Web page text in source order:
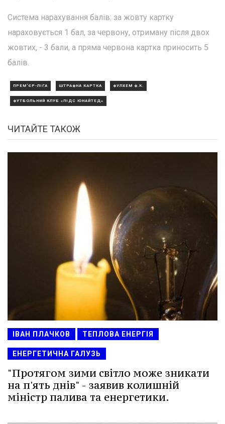
Система нарахування балів: за жовту картку
нараховується 1 бал, за червону, отриману після двох
жовтих, - 3 бали, а пряма червона картка приносить 5
балів.
ПРЕМ'ЄР-ЛІГА ШТРАФНА КАРТКА ФУЛХЕМ Ф.К.
ФУТБОЛЬНИЙ КЛУБ «ЛІДС ЮНАЙТЕД»
ЧИТАЙТЕ ТАКОЖ
ІВАН ПЛАЧКОВ ТЕПЛОВА ЕНЕРГІЯ
ЕНЕРГЕТИЧНА ГАЛУЗЬ
"Протягом зими світло може зникати
на п'ять днів" - заявив колишній
міністр палива та енергетики.